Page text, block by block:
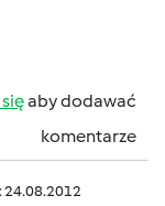
aby dodawać
komentarze
24.08.2012